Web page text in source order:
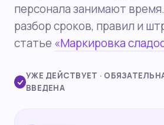
персонала занимают
разбор сроков, правил и
статье «Маркировка
УЖЕ ДЕЙСТВУЕТ ·
ВВЕДЕНА